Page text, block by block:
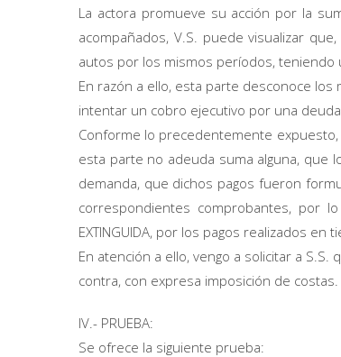
La actora promueve su acción por la
acompañados, V.S. puede visualizar
autos por los mismos períodos, teniendo
En razón a ello, esta parte desconoce
intentar un cobro ejecutivo por una
Conforme lo precedentemente
esta parte no adeuda suma alguna, que
demanda, que dichos pagos fueron
correspondientes comprobantes, por
EXTINGUIDA, por los pagos realizados en
En atención a ello, vengo a solicitar a
contra, con expresa imposición de costas.
IV.- PRUEBA:
Se ofrece la siguiente prueba: